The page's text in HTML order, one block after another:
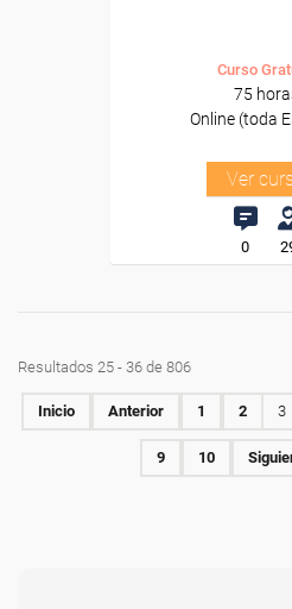
Curso
75
Online (toda
Ver
0
Resultados 25 - 36 de 806
Inicio Anterior 1 2 3
9 10